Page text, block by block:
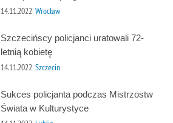
14.11.2022 Wrocław
Szczecińscy policjanci uratowali 72-
letnią kobietę
14.11.2022 Szczecin
Sukces policjanta podczas Mistrzostw
Świata w Kulturystyce